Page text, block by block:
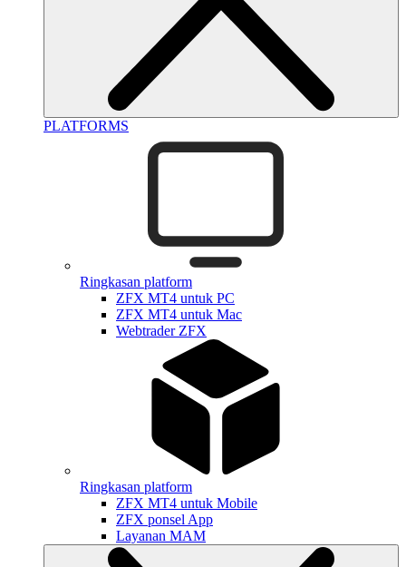
PLATFORMS
Ringkasan platform
ZFX MT4 untuk PC
ZFX MT4 untuk Mac
Webtrader ZFX
Ringkasan platform
ZFX MT4 untuk Mobile
ZFX ponsel App
Layanan MAM